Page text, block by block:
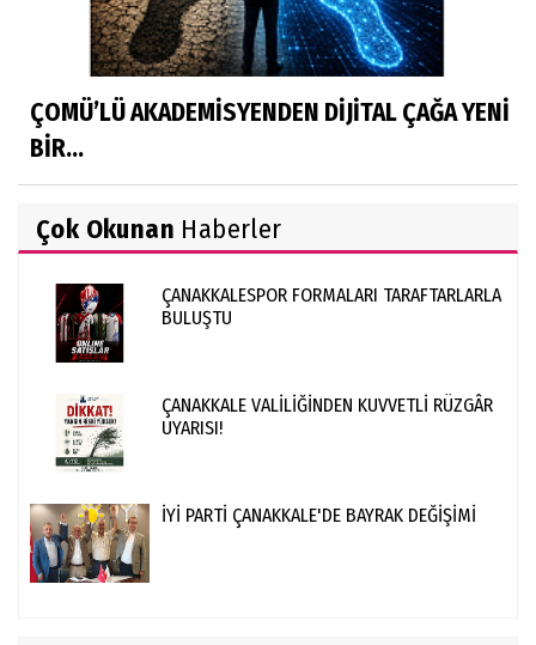
ÇOMÜ’LÜ AKADEMİSYENDEN DİJİTAL ÇAĞA YENİ
BİR...
Çok Okunan Haberler
ÇANAKKALESPOR FORMALARI TARAFTARLARLA
BULUŞTU
ÇANAKKALE VALİLİĞİNDEN KUVVETLİ RÜZGÂR
UYARISI!
İYİ PARTİ ÇANAKKALE'DE BAYRAK DEĞİŞİMİ